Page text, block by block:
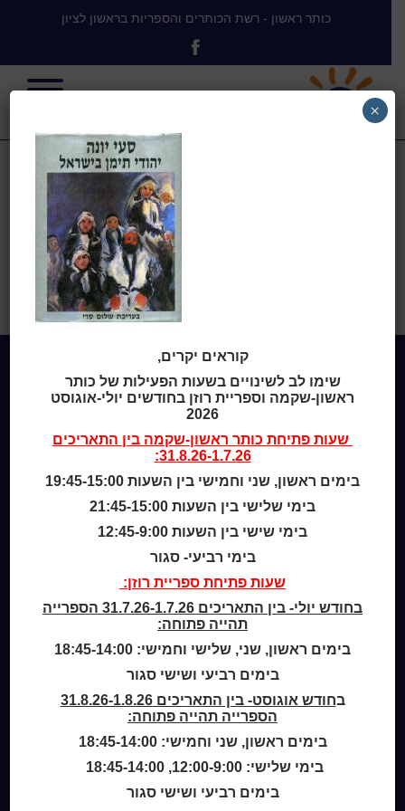
כותר ראשון - רשת הכותרים והספריות בראשון לציון
סעי יונה
>
Home
מידע לנרשמים
שעות סיפור
קטלוג כותר ראשון
המומחה לשירותך
מדיניות הפרטיות
מדיניות שימוש בקבצי קוקיז (Cookies Policy)
קוראים יקרים,
שימו לב לשינויים בשעות הפעילות של כותר
ראשון-שקמה וספריית רוזן בחודשים יולי-אוגוסט
2026
שעות פתיחת כותר ראשון-שקמה בין התאריכים
31.8.26-1.7.26:
בימים ראשון, שני וחמישי בין השעות 19:45-15:00
בימי שלישי בין השעות 21:45-15:00
בימי שישי בין השעות 12:45-9:00
בימי רביעי- סגור
שעות פתיחת ספריית רוזן:
בחודש יולי- בין התאריכים 31.7.26-1.7.26 הספרייה
תהייה פתוחה:
בימים ראשון, שני, שלישי וחמישי: 18:45-14:00
בימים רביעי ושישי סגור
ב
חודש אוגוסט- בין התאריכים 31.8.26-1.8.26
הספרייה תהייה פתוחה:
בימים ראשון, שני וחמישי: 18:45-14:00
בימי שלישי: 12:00-9:00, 18:45-14:00
בימים רביעי ושישי סגור
×